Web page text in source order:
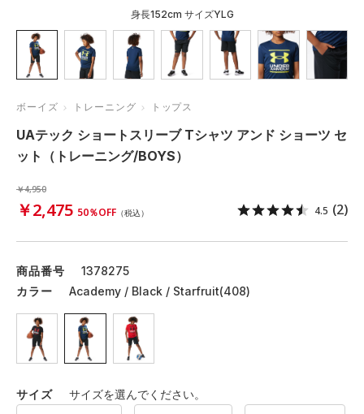
身長152cm サイズYLG
ボーイズ トレーニング トップス
UAテック ショートスリーブ Tシャツ アンド ショーツ セ
ット（トレーニング/BOYS）
￥4,950
￥2,475 50％OFF （税込） 4.5 (2)
商品番号
1378275
カラー
Academy / Black / Starfruit(408)
サイズ サイズを選んでください。